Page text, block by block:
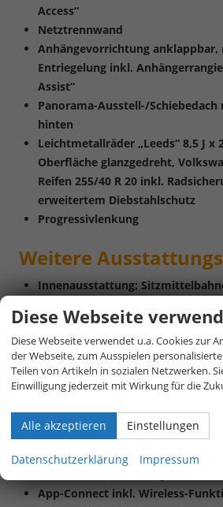
Access“
Netztrennwand
Anhängevorrichtung
Entriegelung inkl.
Assist“
Panorama-Ausstell-/
hinten
Leichtmetallräder „Leeds“ 8,5 J x
Oberfläche glanzgedreht,
Reifen 255/40 R 20 inkl.
erweitertem Diebstahlschutz
Progressivlenkung
Weitere
Innenausstattung:
Soul-Schwarz
ergoActive-Sitz auf der
Klimaanlage „Air Care
Kombifilter, Bedienelementen
Multifunktions-Sportlenkrad in
Schaltwippen
Vordersitze beheizbar
App-Connect inkl. Wireless-
Diese Webseite
Diese Webseite verwendet u.a. Cookies zur
der Webseite, zum Ausspielen
Teilen von Artikeln in sozialen Netzwerken.
Einwilligung jederzeit mit Wirkung für die
Alle akzeptieren Einstellungen
Datenschutzerklärung Impressum